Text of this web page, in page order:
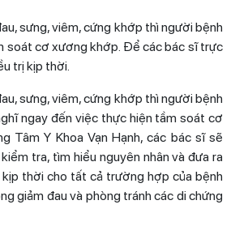
sưng, viêm, cứng khớp thì người bệnh
soát cơ xương khớp. Để các bác sĩ trực
trị kịp thời.
sưng, viêm, cứng khớp thì người bệnh
ngay đến việc thực hiện tầm soát cơ
Tâm Y Khoa Vạn Hạnh, các bác sĩ sẽ
tra, tìm hiểu nguyên nhân và đưa ra
thời cho tất cả trường hợp của bệnh
giảm đau và phòng tránh các di chứng